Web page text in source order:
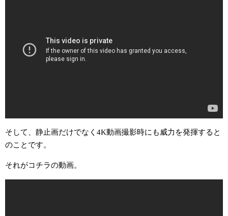
そして、静止画だけでなく4K動画撮影時にも威力を発揮すると
のことです。
それがコチラの動画。